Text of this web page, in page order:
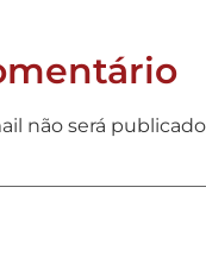
não será